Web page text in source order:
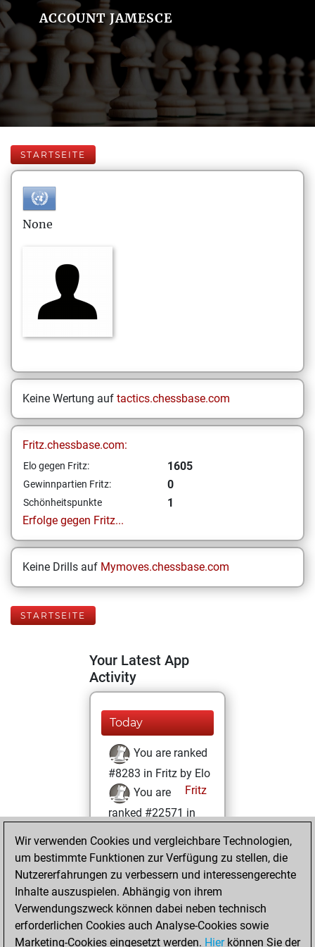
ACCOUNT JAMESCE
STARTSEITE
None
Keine Wertung auf tactics.chessbase.com
Fritz.chessbase.com:
Elo gegen Fritz: 1605
Gewinnpartien Fritz: 0
Schönheitspunkte
1
Erfolge gegen Fritz...
Keine Drills auf Mymoves.chessbase.com
STARTSEITE
Your Latest App
Activity
Today
You are ranked
#8283 in Fritz by Elo
Fritz
You are
ranked #22571 in
Donnerstag, Mai
11, 2023
You achieved a
BeautyScore of 1
Fritz
Wir verwenden Cookies und vergleichbare Technologien,
um bestimmte Funktionen zur Verfügung zu stellen, die
Nutzererfahrungen zu verbessern und interessengerechte
Inhalte auszuspielen. Abhängig von ihrem
Verwendungszweck können dabei neben technisch
erforderlichen Cookies auch Analyse-Cookies sowie
Marketing-Cookies eingesetzt werden. Hierkönnen Sie der